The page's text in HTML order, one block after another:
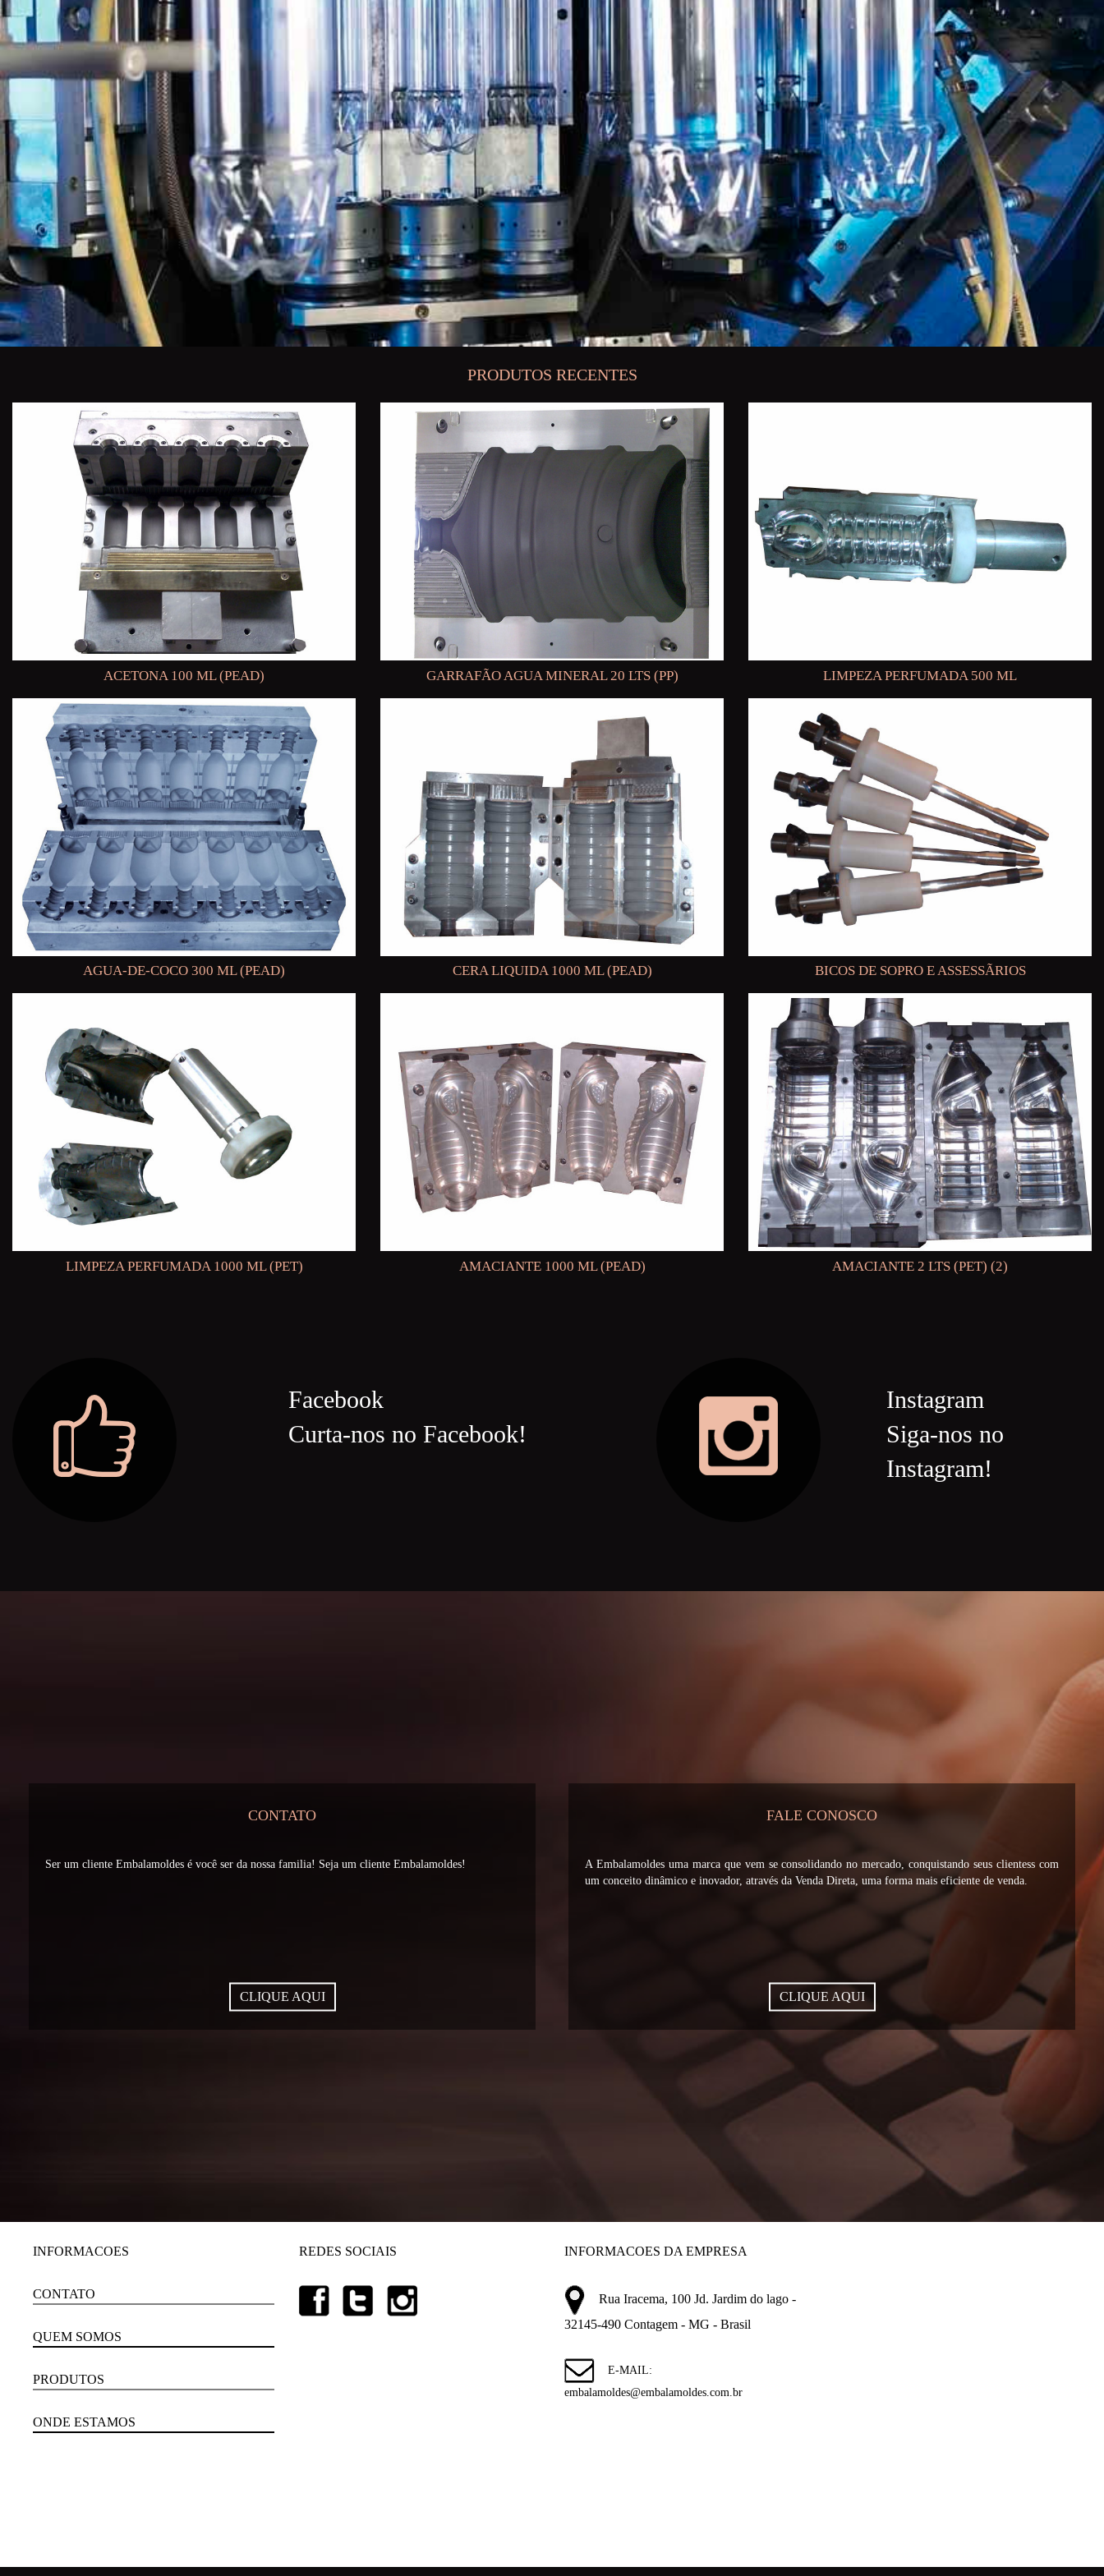
PRODUTOS RECENTES
ACETONA 100 ML (PEAD) GARRAFÃO AGUA MINERAL 20 LTS (PP) LIMPEZA PERFUMADA 500 ML
AGUA-DE-COCO 300 ML (PEAD) CERA LIQUIDA 1000 ML (PEAD) BICOS DE SOPRO E ASSESSÃRIOS
LIMPEZA PERFUMADA 1000 ML (PET) AMACIANTE 1000 ML (PEAD) AMACIANTE 2 LTS (PET) (2)
Facebook
Curta-nos no Facebook!
Instagram
Siga-nos no
Instagram!
CONTATO
Ser um cliente Embalamoldes é você ser da nossa familia! Seja um cliente Embalamoldes!
CLIQUE AQUI
FALE CONOSCO
A Embalamoldes uma marca que vem se consolidando no mercado, conquistando seus clientess com
um conceito dinâmico e inovador, através da Venda Direta, uma forma mais eficiente de venda.
CLIQUE AQUI
INFORMACOES
CONTATO
QUEM SOMOS
PRODUTOS
ONDE ESTAMOS
REDES SOCIAIS INFORMACOES DA EMPRESA
Rua Iracema, 100 Jd. Jardim do lago -
32145-490 Contagem - MG - Brasil
E-MAIL:
embalamoldes@embalamoldes.com.br